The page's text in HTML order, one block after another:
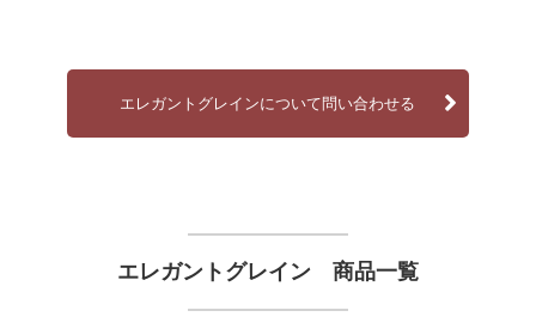
エレガントグレインについて問い合わせる
エレガントグレイン 商品一覧